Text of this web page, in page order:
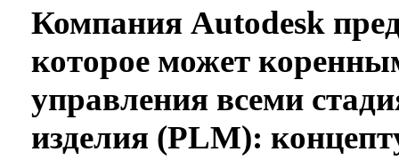
Компания Autodesk
которое может
управления всеми
изделия (PLM):